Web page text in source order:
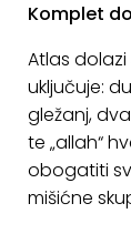
Komplet
Atlas
uključuje:
gležanj,
te „allah“
obogatiti
mišićne